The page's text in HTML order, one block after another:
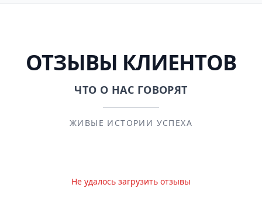
ОТЗЫВЫ КЛИЕНТОВ
ЧТО О НАС ГОВОРЯТ
ЖИВЫЕ ИСТОРИИ УСПЕХА
Не удалось загрузить отзывы